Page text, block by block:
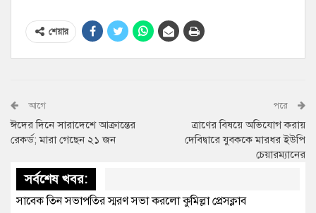
শেয়ার
আগে
ঈদের দিনে সারাদেশে আক্রান্তের
রেকর্ড; মারা গেছেন ২১ জন
পরে
ত্রাণের বিষয়ে অভিযোগ করায়
দেবিদ্বারে যুবককে মারধর ইউপি
চেয়ারম্যানের
সর্বশেষ খবর:
সাবেক তিন সভাপতির স্মরণ সভা করলো কুমিল্লা প্রেসক্লাব